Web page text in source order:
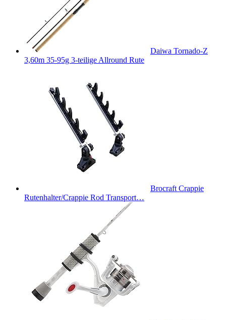
Daiwa Tornado-Z
3,60m 35-95g 3-teilige Allround Rute
Brocraft Crappie
Rutenhalter/Crappie Rod Transport…